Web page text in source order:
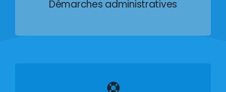
Démarches administratives